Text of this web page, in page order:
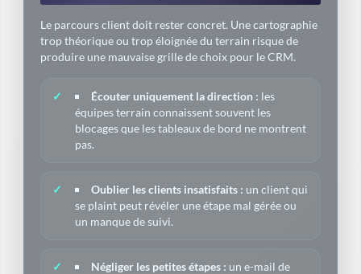
Le parcours client doit rester concret. Une cartographie
trop théorique ou trop éloignée du terrain risque de
produire une mauvaise grille de choix pour le CRM.
Écouter uniquement la direction : les
équipes terrain connaissent souvent les
blocages que les tableaux de bord ne montrent
pas.
Oublier les clients insatisfaits : un client qui
se plaint peut révéler une étape mal gérée ou
un manque de suivi.
Négliger les petites étapes : un e-mail de